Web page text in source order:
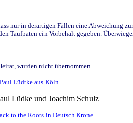
nur in derartigen Fällen eine Abweichung
ein Vorbehalt gegeben.
wurden nicht übernommen.
Paul Lüdtke aus Köln
Lüdke und Joachim Schulz
to the Roots in Deutsch Krone